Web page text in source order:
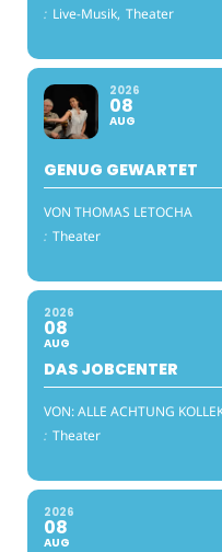
: Live-Musik, Theater
2026
08
AUG
GENUG GEWARTET
VON THOMAS LETOCHA
: Theater
2026
08
AUG
DAS JOBCENTER
VON: ALLE ACHTUNG
: Theater
2026
08
AUG